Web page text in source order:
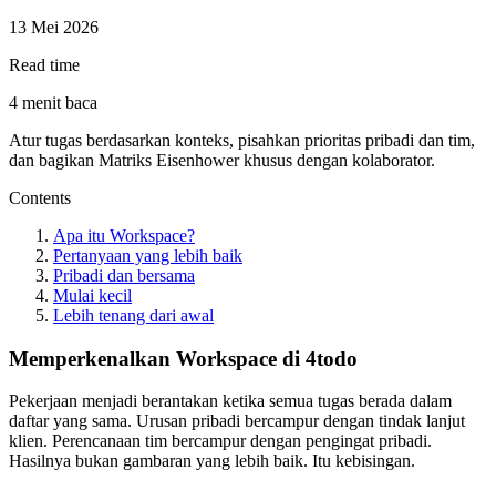
13 Mei 2026
Read time
4 menit baca
Atur tugas berdasarkan konteks, pisahkan prioritas pribadi dan tim,
dan bagikan Matriks Eisenhower khusus dengan kolaborator.
Contents
Apa itu Workspace?
Pertanyaan yang lebih baik
Pribadi dan bersama
Mulai kecil
Lebih tenang dari awal
Memperkenalkan Workspace di 4todo
Pekerjaan menjadi berantakan ketika semua tugas berada dalam
daftar yang sama. Urusan pribadi bercampur dengan tindak lanjut
klien. Perencanaan tim bercampur dengan pengingat pribadi.
Hasilnya bukan gambaran yang lebih baik. Itu kebisingan.